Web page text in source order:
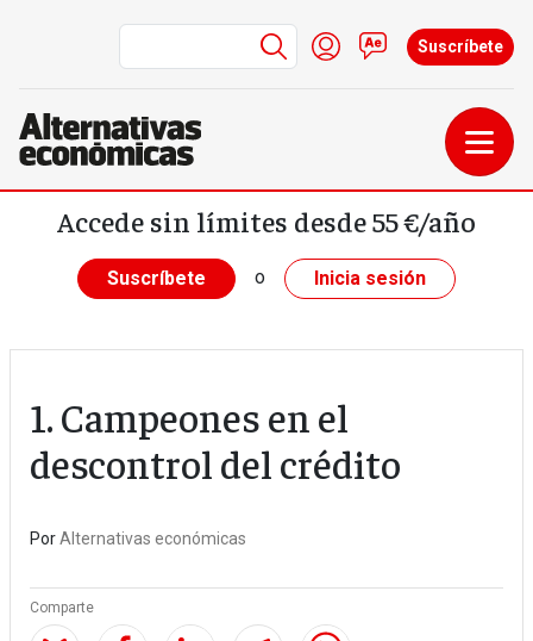
Pasar al contenido principal
Menú de cuenta de
Iniciar sesión
Contacto
Suscríbete
Accede sin límites desde 55 €/año
Suscríbete o Inicia sesión
1. Campeones en el
descontrol del crédito
PorAlternativas económicas
Comparte